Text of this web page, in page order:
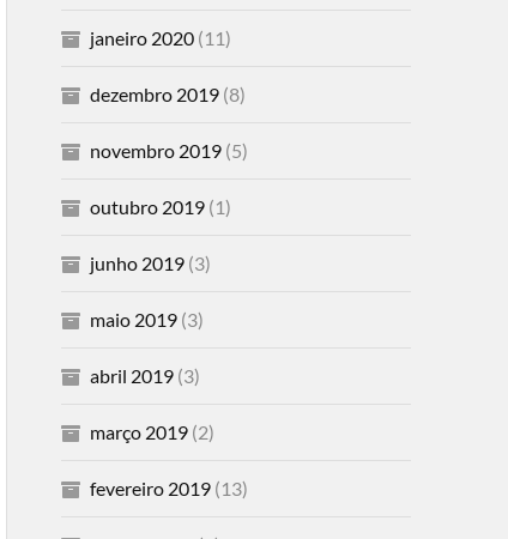
janeiro 2020(11)
dezembro 2019(8)
novembro 2019(5)
outubro 2019(1)
junho 2019(3)
maio 2019(3)
abril 2019(3)
março 2019(2)
fevereiro 2019(13)